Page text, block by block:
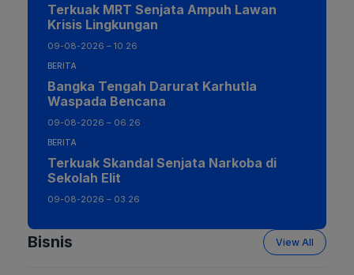
Terkuak MRT Senjata Ampuh Lawan
Krisis Lingkungan
09-08-2026 – 10.26
BERITA
Bangka Tengah Darurat Karhutla
Waspada Bencana
09-08-2026 – 06.26
BERITA
Terkuak Skandal Senjata Narkoba di
Sekolah Elit
09-08-2026 – 03.26
Bisnis View All